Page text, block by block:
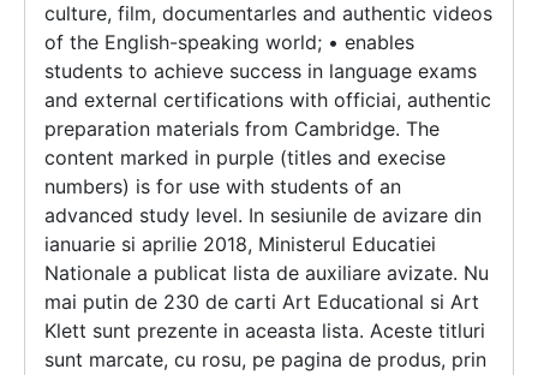
culture, film, documentarles and authentic videos
of the English-speaking world; • enables
students to achieve success in language exams
and external certifications with officiai, authentic
preparation materials from Cambridge. The
content marked in purple (titles and execise
numbers) is for use with students of an
advanced study level. In sesiunile de avizare din
ianuarie si aprilie 2018, Ministerul Educatiei
Nationale a publicat lista de auxiliare avizate. Nu
mai putin de 230 de carti Art Educational si Art
Klett sunt prezente in aceasta lista. Aceste titluri
sunt marcate, cu rosu, pe pagina de produs, prin